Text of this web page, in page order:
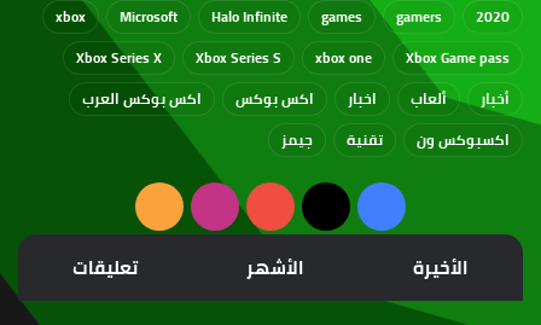
2020
gamers
games
Halo Infinite
Microsoft
xbox
Xbox Game pass
xbox one
Xbox Series S
Xbox Series X
أخبار
ألعاب اخبار اكس بوكس
اكس بوكس العرب
اكسبوكس ون
تقنية جيمز
فيسبوك
‫X
‫YouTubeانستقرامملخص
الموقع
RSS
الأخيرة الأشهر تعليقات